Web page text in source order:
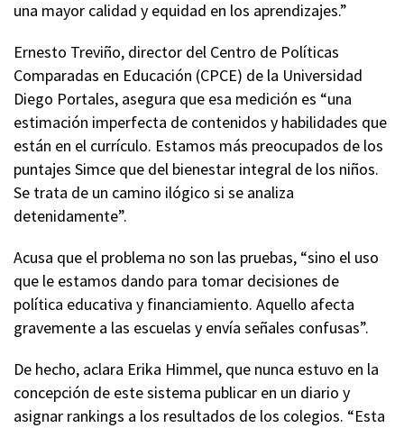
una mayor calidad y equidad en los aprendizajes.”
Ernesto Treviño, director del Centro de Políticas
Comparadas en Educación (CPCE) de la Universidad
Diego Portales, asegura que esa medición es “una
estimación imperfecta de contenidos y habilidades que
están en el currículo. Estamos más preocupados de los
puntajes Simce que del bienestar integral de los niños.
Se trata de un camino ilógico si se analiza
detenidamente”.
Acusa que el problema no son las pruebas, “sino el uso
que le estamos dando para tomar decisiones de
política educativa y financiamiento. Aquello afecta
gravemente a las escuelas y envía señales confusas”.
De hecho, aclara Erika Himmel, que nunca estuvo en la
concepción de este sistema publicar en un diario y
asignar rankings a los resultados de los colegios. “Esta